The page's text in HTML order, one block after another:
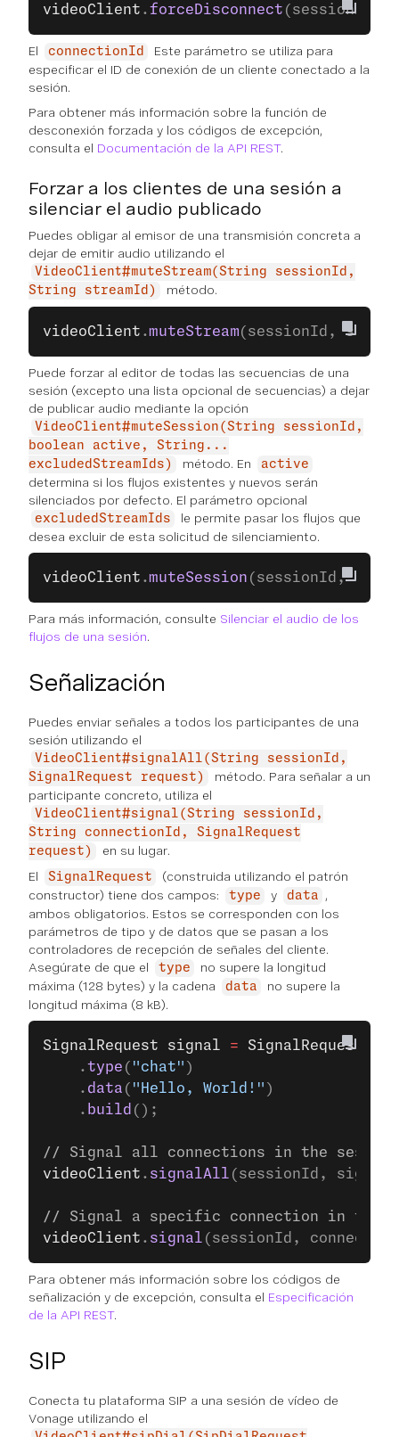
videoClient .forceDisconnect (sessionId,
El connectionId
Este parámetro se utiliza para
especificar el ID de conexión de un cliente conectado a la
sesión.
Para obtener más información sobre la función de
desconexión forzada y los códigos de excepción,
consulta el Documentación de la API REST.
Forzar a los clientes de una sesión a
silenciar el audio publicado
Puedes obligar al emisor de una transmisión concreta a
dejar de emitir audio utilizando el
VideoClient#muteStream(String sessionId,
String streamId)
método.
videoClient .muteStream(sessionId,
Puede forzar al editor de todas las secuencias de una
sesión (excepto una lista opcional de secuencias) a dejar
de publicar audio mediante la opción
VideoClient#muteSession(String sessionId,
boolean active, String...
excludedStreamIds)
método. En active
determina si los flujos existentes y nuevos serán
silenciados por defecto. El parámetro opcional
excludedStreamIds
le permite pasar los flujos que
desea excluir de esta solicitud de silenciamiento.
videoClient .muteSession (sessionId, true
Para más información, consulte Silenciar el audio de los
flujos de una sesión.
Señalización
Puedes enviar señales a todos los participantes de una
sesión utilizando el
VideoClient#signalAll(String sessionId,
SignalRequest request)
método. Para señalar a un
participante concreto, utiliza el
VideoClient#signal(String sessionId,
String connectionId, SignalRequest
request)
en su lugar.
El
SignalRequest
(construida utilizando el patrón
constructor) tiene dos campos:
type y data
,
ambos obligatorios. Estos se corresponden con los
parámetros de tipo y de datos que se pasan a los
controladores de recepción de señales del cliente.
Asegúrate de que el
type
no supere la longitud
máxima (128 bytes) y la cadena
data
no supere la
longitud máxima (8 kB).
SignalRequest signal = SignalRequest
    .
type ( "chat" )
    .
data ( "Hello, World!" )
    .
build ();
// Signal all connections in the session
videoClient . signalAll (sessionId,
// Signal a specific connection in the
videoClient . signal (sessionId,
Para obtener más información sobre los códigos de
señalización y de excepción, consulta el Especificación
de la API REST.
SIP
Conecta tu plataforma SIP a una sesión de vídeo de
Vonage utilizando el